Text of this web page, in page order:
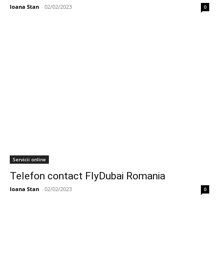
Ioana Stan - 02/02/2023 0
Servicii online
Telefon contact FlyDubai Romania
Ioana Stan - 02/02/2023 0